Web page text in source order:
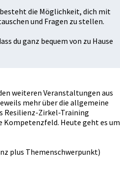
die Möglichkeit, dich mit
und Fragen zu stellen.
du ganz bequem von zu Hause
weiteren Veranstaltungen aus
mehr über die allgemeine
Resilienz-Zirkel-Training
Kompetenzfeld. Heute geht es um
plus Themenschwerpunkt)